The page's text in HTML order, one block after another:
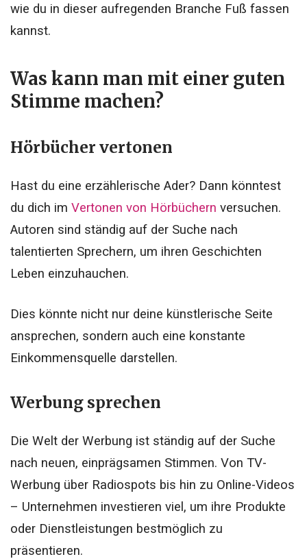
wie du in dieser aufregenden Branche Fuß fassen
kannst.
Was kann man mit einer guten
Stimme machen?
Hörbücher vertonen
Hast du eine erzählerische Ader? Dann könntest
du dich im Vertonen von Hörbüchern versuchen.
Autoren sind ständig auf der Suche nach
talentierten Sprechern, um ihren Geschichten
Leben einzuhauchen.
Dies könnte nicht nur deine künstlerische Seite
ansprechen, sondern auch eine konstante
Einkommensquelle darstellen.
Werbung sprechen
Die Welt der Werbung ist ständig auf der Suche
nach neuen, einprägsamen Stimmen. Von TV-
Werbung über Radiospots bis hin zu Online-Videos
– Unternehmen investieren viel, um ihre Produkte
oder Dienstleistungen bestmöglich zu
präsentieren.